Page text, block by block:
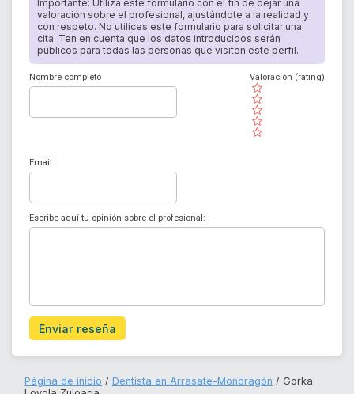
Importante: Utiliza este formulario con el fin de dejar una
valoración sobre el profesional, ajustándote a la realidad y
con respeto. No utilices este formulario para solicitar una
cita. Ten en cuenta que los datos introducidos serán
públicos para todas las personas que visiten este perfil.
Nombre completo
( )
( )
( )
( )
( )
Valoración (rating)
Email
Escribe aquí tu opinión sobre el profesional:
Enviar reseña
Página de inicio Dentista en Arrasate-Mondragón
Gorka